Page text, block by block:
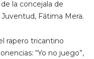
la concejala de
Fátima Mera.
rapero tricantino
“Yo no juego”,